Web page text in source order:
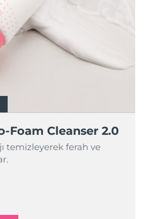
Foam Cleanser 2.0
temizleyerek ferah ve
Foam Cleanser 2.0
temizleyerek ferah ve